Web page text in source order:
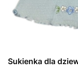
Sukienka dla